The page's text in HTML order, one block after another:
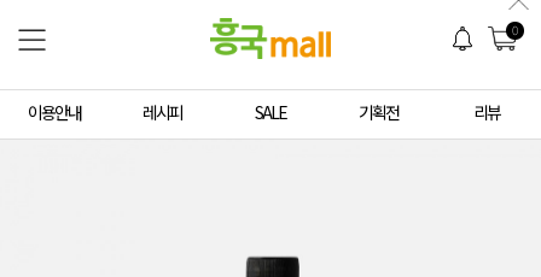
0
이용안내 레시피 SALE 기획전 리뷰